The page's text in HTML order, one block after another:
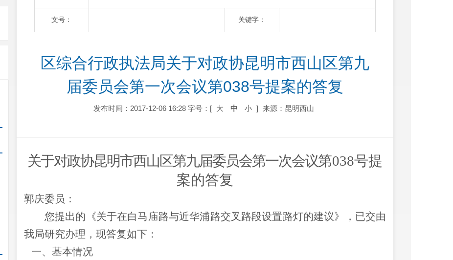
文号： 关键字：
区综合行政执法局关于对政协昆明市西山区第九
届委员会第一次会议第038号提案的答复
发布时间：2017-12-06 16:28 字号：[ 大 中 小 ] 来源：昆明西山
关于对政协昆明市西山区第九届委员会第一次会议第038号提
案的答复
郭庆委员 ：
您提出的《关于在白马庙路与近华浦路交叉路段设置路灯的建议》，已交由
我局研究办理，现答复如下：
一、基本情况